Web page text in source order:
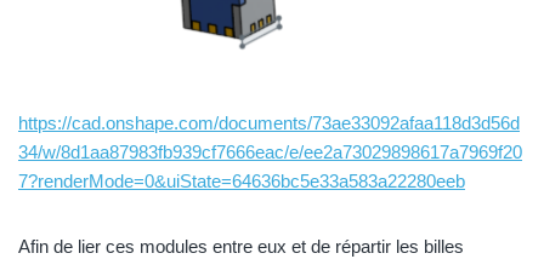
https://cad.onshape.com/documents/73ae33092afaa118d3d56d
34/w/8d1aa87983fb939cf7666eac/e/ee2a73029898617a7969f20
7?renderMode=0&uiState=64636bc5e33a583a22280eeb
Afin de lier ces modules entre eux et de répartir les billes